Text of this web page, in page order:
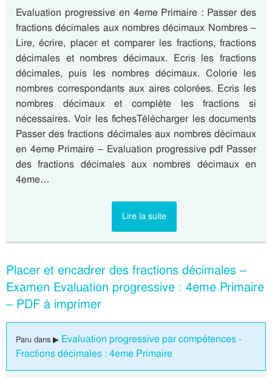
Evaluation progressive en 4eme Primaire : Passer des
fractions décimales aux nombres décimaux Nombres –
Lire, écrire, placer et comparer les fractions, fractions
décimales et nombres décimaux. Ecris les fractions
décimales, puis les nombres décimaux. Colorie les
nombres correspondants aux aires colorées. Ecris les
nombres décimaux et complète les fractions si
nécessaires. Voir les fichesTélécharger les documents
Passer des fractions décimales aux nombres décimaux
en 4eme Primaire – Evaluation progressive pdf Passer
des fractions décimales aux nombres décimaux en
4eme…
Lire la suite
Placer et encadrer des fractions décimales –
Examen Evaluation progressive : 4eme Primaire
– PDF à imprimer
Paru dans ▶ Evaluation progressive par compétences -
Fractions décimales : 4eme Primaire